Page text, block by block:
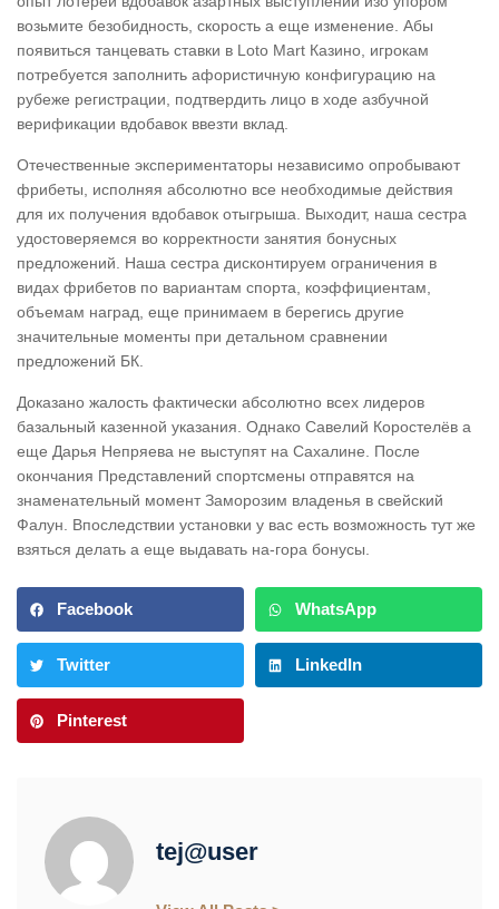
возьмите безобидность, скорость а еще изменение. Абы
появиться танцевать ставки в Loto Mart Казино, игрокам
потребуется заполнить афористичную конфигурацию на
рубеже регистрации, подтвердить лицо в ходе азбучной
верификации вдобавок ввезти вклад.
Отечественные экспериментаторы независимо опробывают
фрибеты, исполняя абсолютно все необходимые действия
для их получения вдобавок отыгрыша. Выходит, наша сестра
удостоверяемся во корректности занятия бонусных
предложений. Наша сестра дисконтируем ограничения в
видах фрибетов по вариантам спорта, коэффициентам,
объемам наград, еще принимаем в берегись другие
значительные моменты при детальном сравнении
предложений БК.
Доказано жалость фактически абсолютно всех лидеров
базальный казенной указания. Однако Савелий Коростелёв а
еще Дарья Непряева не выступят на Сахалине. После
окончания Представлений спортсмены отправятся на
знаменательный момент Заморозим владенья в свейский
Фалун. Впоследствии установки у вас есть возможность тут же
взяться делать а еще выдавать на-гора бонусы.
Facebook WhatsApp
Twitter LinkedIn
Pinterest
tej@user